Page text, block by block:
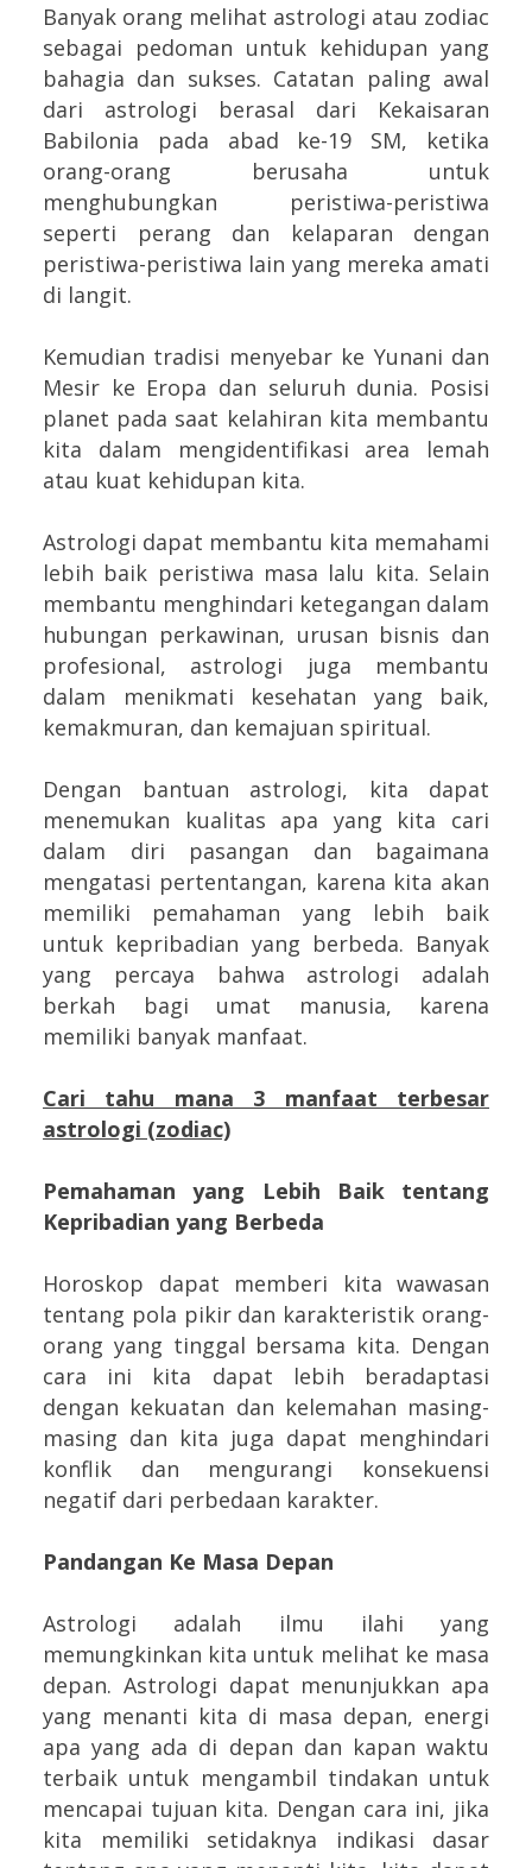
Banyak orang melihat astrologi atau zodiac
sebagai pedoman untuk kehidupan yang
bahagia dan sukses. Catatan paling awal
dari astrologi berasal dari Kekaisaran
Babilonia pada abad ke-19 SM, ketika
orang-orang berusaha untuk
menghubungkan peristiwa-peristiwa
seperti perang dan kelaparan dengan
peristiwa-peristiwa lain yang mereka amati
di langit.
Kemudian tradisi menyebar ke Yunani dan
Mesir ke Eropa dan seluruh dunia. Posisi
planet pada saat kelahiran kita membantu
kita dalam mengidentifikasi area lemah
atau kuat kehidupan kita.
Astrologi dapat membantu kita memahami
lebih baik peristiwa masa lalu kita. Selain
membantu menghindari ketegangan dalam
hubungan perkawinan, urusan bisnis dan
profesional, astrologi juga membantu
dalam menikmati kesehatan yang baik,
kemakmuran, dan kemajuan spiritual.
Dengan bantuan astrologi, kita dapat
menemukan kualitas apa yang kita cari
dalam diri pasangan dan bagaimana
mengatasi pertentangan, karena kita akan
memiliki pemahaman yang lebih baik
untuk kepribadian yang berbeda. Banyak
yang percaya bahwa astrologi adalah
berkah bagi umat manusia, karena
memiliki banyak manfaat.
Cari tahu mana 3 manfaat terbesar
astrologi (zodiac)
Pemahaman yang Lebih Baik tentang
Kepribadian yang Berbeda
Horoskop dapat memberi kita wawasan
tentang pola pikir dan karakteristik orang-
orang yang tinggal bersama kita. Dengan
cara ini kita dapat lebih beradaptasi
dengan kekuatan dan kelemahan masing-
masing dan kita juga dapat menghindari
konflik dan mengurangi konsekuensi
negatif dari perbedaan karakter.
Pandangan Ke Masa Depan
Astrologi adalah ilmu ilahi yang
memungkinkan kita untuk melihat ke masa
depan. Astrologi dapat menunjukkan apa
yang menanti kita di masa depan, energi
apa yang ada di depan dan kapan waktu
terbaik untuk mengambil tindakan untuk
mencapai tujuan kita. Dengan cara ini, jika
kita memiliki setidaknya indikasi dasar